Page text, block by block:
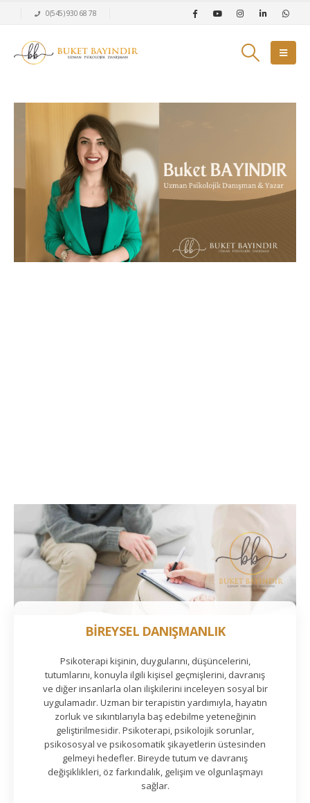
0(545) 930 68 78
BİREYSEL DANIŞMANLIK
Psikoterapi kişinin, duygularını, düşüncelerini,
tutumlarını, konuyla ilgili kişisel geçmişlerini, davranış
ve diğer insanlarla olan ilişkilerini inceleyen sosyal bir
uygulamadır. Uzman bir terapistin yardımıyla, hayatın
zorluk ve sıkıntılarıyla baş edebilme yeteneğinin
geliştirilmesidir. Psikoterapi, psikolojik sorunlar,
psikososyal ve psikosomatik şikayetlerin üstesinden
gelmeyi hedefler. Bireyde tutum ve davranış
değişiklikleri, öz farkındalık, gelişim ve olgunlaşmayı
sağlar.